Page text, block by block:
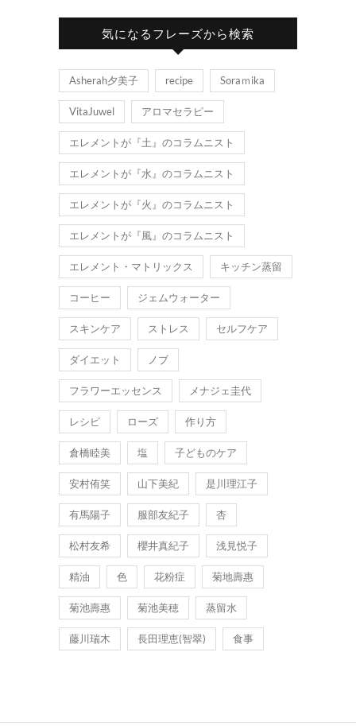
気になるフレーズから検索
Asherah夕美子 recipe Soraｍika
VitaJuwel アロマセラピー
エレメントが『土』のコラムニスト
エレメントが『水』のコラムニスト
エレメントが『火』のコラムニスト
エレメントが『風』のコラムニスト
エレメント・マトリックス キッチン蒸留
コーヒー ジェムウォーター
スキンケア ストレス セルフケア
ダイエット ノブ
フラワーエッセンス メナジェ圭代
レシピ ローズ 作り方
倉橋睦美 塩 子どものケア
安村侑笑 山下美紀 是川理江子
有馬陽子 服部友紀子 杏
松村友希 櫻井真紀子 浅見悦子
精油 色 花粉症 菊地壽惠
菊池壽惠 菊池美穂 蒸留水
藤川瑞木 長田理恵(智翠) 食事